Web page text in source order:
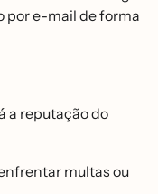
por e-mail de forma
a reputação do
multas ou